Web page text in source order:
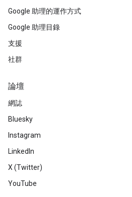
Google 助理的運作方式
Google 助理目錄
支援
社群
論壇
網誌
Bluesky
Instagram
LinkedIn
X (Twitter)
YouTube